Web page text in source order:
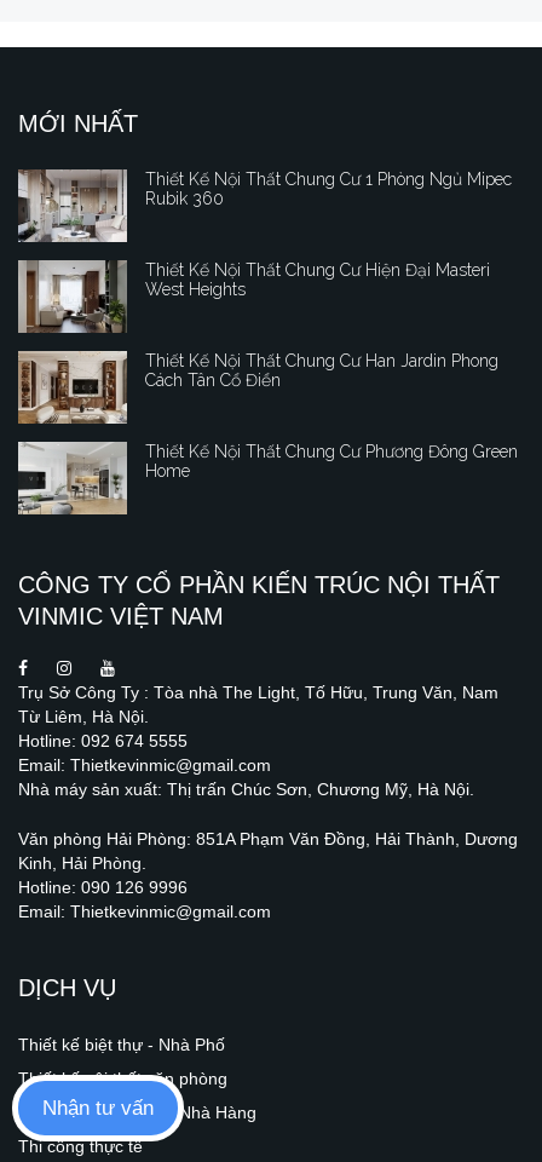
MỚI NHẤT
Thiết Kế Nội Thất Chung Cư 1 Phòng Ngủ Mipec
Rubik 360
Thiết Kế Nội Thất Chung Cư Hiện Đại Masteri
West Heights
Thiết Kế Nội Thất Chung Cư Han Jardin Phong
Cách Tân Cổ Điển
Thiết Kế Nội Thất Chung Cư Phương Đông Green
Home
CÔNG TY CỔ PHẦN KIẾN TRÚC NỘI THẤT
VINMIC VIỆT NAM
Trụ Sở Công Ty : Tòa nhà The Light, Tố Hữu, Trung Văn, Nam
Từ Liêm, Hà Nội.
Hotline: 092 674 5555
Email: Thietkevinmic@gmail.com
Nhà máy sản xuất: Thị trấn Chúc Sơn, Chương Mỹ, Hà Nội.
Văn phòng Hải Phòng: 851A Phạm Văn Đồng, Hải Thành, Dương
Kinh, Hải Phòng.
Hotline: 090 126 9996
Email: Thietkevinmic@gmail.com
DỊCH VỤ
Thiết kế biệt thự - Nhà Phố
Thiết kế nội thất văn phòng
Thiết kế khách sạn - Nhà Hàng
Thi công thực tế
Nhận tư vấn